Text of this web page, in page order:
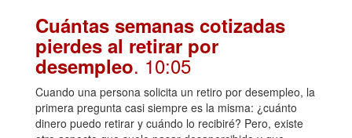
Cuántas semanas cotizadas
pierdes al retirar por
desempleo. 10:05
Cuando una persona solicita un retiro por desempleo, la
primera pregunta casi siempre es la misma: ¿cuánto
dinero puedo retirar y cuándo lo recibiré? Pero, existe